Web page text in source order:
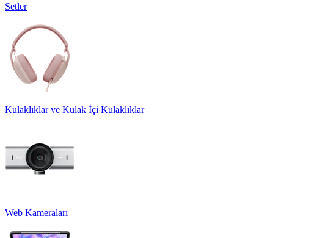
Setler
Kulaklıklar ve Kulak İçi Kulaklıklar
Web Kameraları